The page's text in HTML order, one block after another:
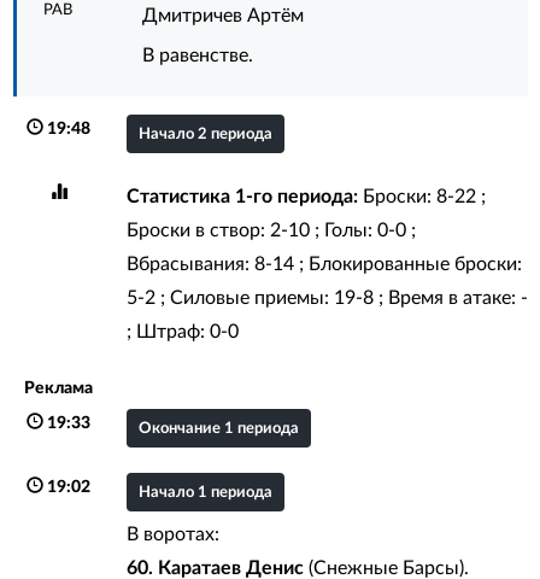
РАВ
Дмитричев Артём
В равенстве.
19:48 Начало 2 периода
Статистика 1-го периода:Броски: 8-22 ;
Броски в створ: 2-10 ; Голы: 0-0 ;
Вбрасывания: 8-14 ; Блокированные броски:
5-2 ; Силовые приемы: 19-8 ; Время в атаке: -
; Штраф: 0-0
Реклама
19:33 Окончание 1 периода
19:02 Начало 1 периода
В воротах:
60. Каратаев Денис(Снежные Барсы).